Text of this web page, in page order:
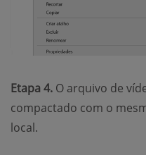
Etapa 4. O arquivo de
compactado com o
local.